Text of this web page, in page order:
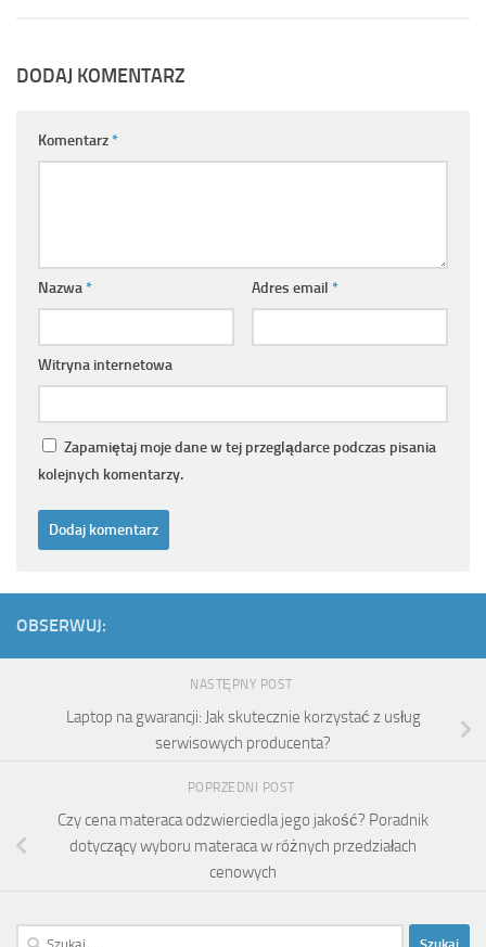
DODAJ KOMENTARZ
Komentarz*
Nazwa* Adres email *
Witryna internetowa
Zapamiętaj moje dane w tej przeglądarce podczas pisania
kolejnych komentarzy.
OBSERWUJ:
NASTĘPNY POST
Laptop na gwarancji: Jak skutecznie korzystać z usług
serwisowych producenta?
POPRZEDNI POST
Czy cena materaca odzwierciedla jego jakość? Poradnik
dotyczący wyboru materaca w różnych przedziałach
cenowych
Szukaj: